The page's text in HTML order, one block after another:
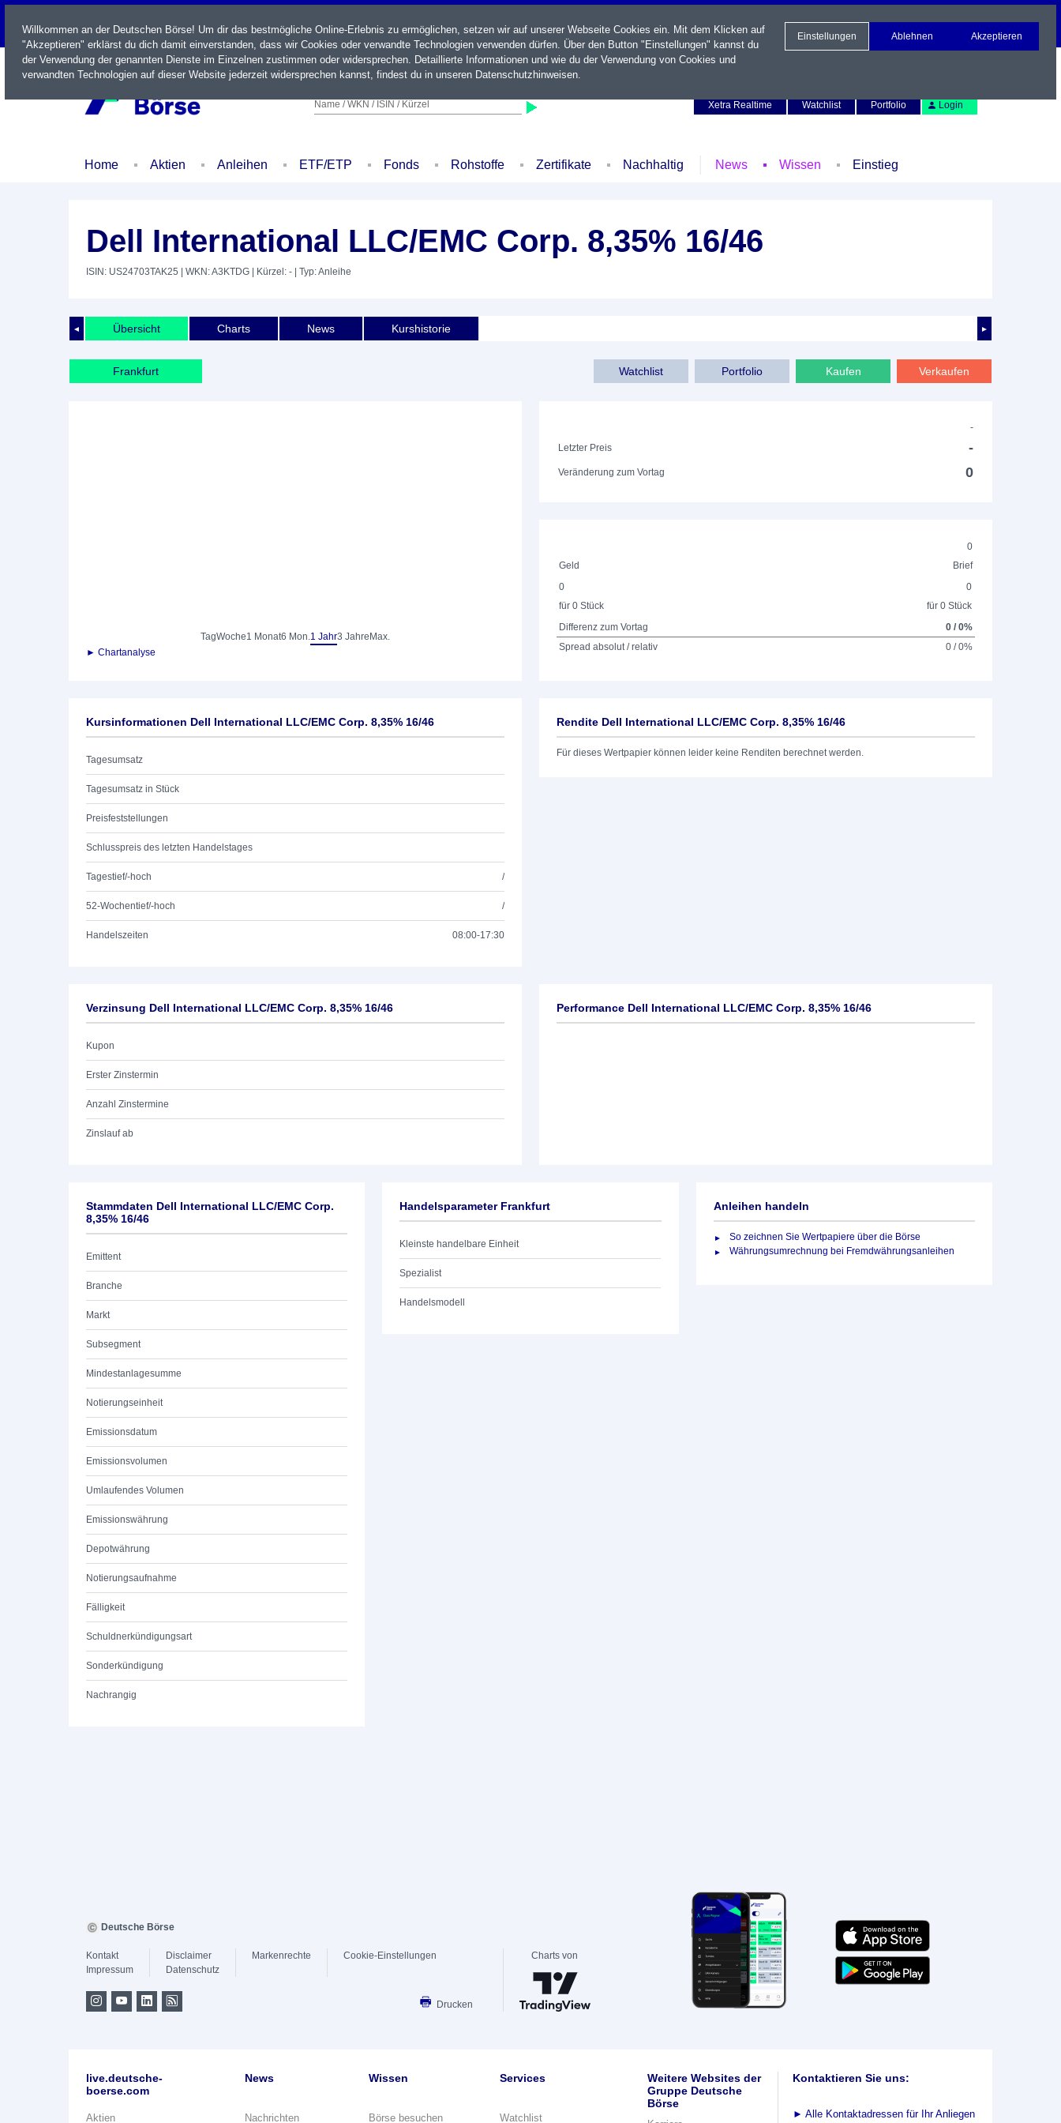
LIVE
Name / WKN / ISIN / Kürzel
Xetra Realtime
Watchlist Portfolio Login
Home Aktien Anleihen ETF/ETP Fonds Rohstoffe Zertifikate Nachhaltig News Wissen Einstieg
Dell International LLC/EMC Corp. 8,35% 16/46
ISIN: US24703TAK25 | WKN: A3KTDG | Kürzel: - | Typ: Anleihe
◄ ►
Übersicht Charts News Kurshistorie
Frankfurt Verkaufen
Kaufen
Portfolio
Watchlist
TagWoche1 Monat6 Mon.1 Jahr3 Jahre Max.
► Chartanalyse
-
Letzter Preis
-
Veränderung zum Vortag 0
0
Geld
Brief
0
für 0 Stück
0
für 0 Stück
Differenz zum Vortag
0 / 0%
Spread absolut / relativ
0 / 0%
Kursinformationen Dell International LLC/EMC Corp. 8,35% 16/46
Tagesumsatz
Tagesumsatz in Stück
Preisfeststellungen
Schlusspreis des letzten Handelstages
Tagestief/-hoch /
52-Wochentief/-hoch /
Handelszeiten 08:00-17:30
Rendite Dell International LLC/EMC Corp. 8,35% 16/46
Für dieses Wertpapier können leider keine Renditen berechnet werden.
Verzinsung Dell International LLC/EMC Corp. 8,35% 16/46
Kupon
Erster Zinstermin
Anzahl Zinstermine
Zinslauf ab
Performance Dell International LLC/EMC Corp. 8,35% 16/46
Stammdaten Dell International LLC/EMC Corp.
8,35% 16/46
Emittent
Branche
Markt
Subsegment
Mindestanlagesumme
Notierungseinheit
Emissionsdatum
Emissionsvolumen
Umlaufendes Volumen
Emissionswährung
Depotwährung
Notierungsaufnahme
Fälligkeit
Schuldnerkündigungsart
Sonderkündigung
Nachrangig
Handelsparameter Frankfurt
Kleinste handelbare Einheit
Spezialist
Handelsmodell
Anleihen handeln
So zeichnen Sie Wertpapiere über die Börse
Währungsumrechnung bei Fremdwährungsanleihen
Willkommen an der Deutschen Börse! Um dir das bestmögliche Online-Erlebnis zu ermöglichen, setzen wir auf unserer Webseite Cookies ein. Mit dem Klicken auf
"Akzeptieren" erklärst du dich damit einverstanden, dass wir Cookies oder verwandte Technologien verwenden dürfen. Über den Button "Einstellungen" kannst du
der Verwendung der genannten Dienste im Einzelnen zustimmen oder widersprechen. Detaillierte Informationen und wie du der Verwendung von Cookies und
verwandten Technologien auf dieser Website jederzeit widersprechen kannst, findest du in unseren Datenschutzhinweisen.
Einstellungen Ablehnen Akzeptieren
Deutsche Börse
Kontakt
Impressum
Disclaimer
Datenschutz
Markenrechte Cookie-Einstellungen
Drucken
Charts von
live.deutsche-
boerse.com
Aktien
News
Nachrichten
Wissen
Börse besuchen
Services
Watchlist
Weitere Websites der
Gruppe Deutsche
Börse
Kontaktieren Sie uns:
► Alle Kontaktadressen für Ihr Anliegen